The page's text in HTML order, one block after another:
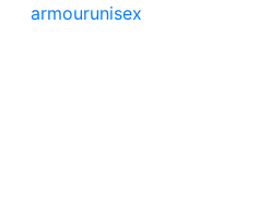
armourunisex